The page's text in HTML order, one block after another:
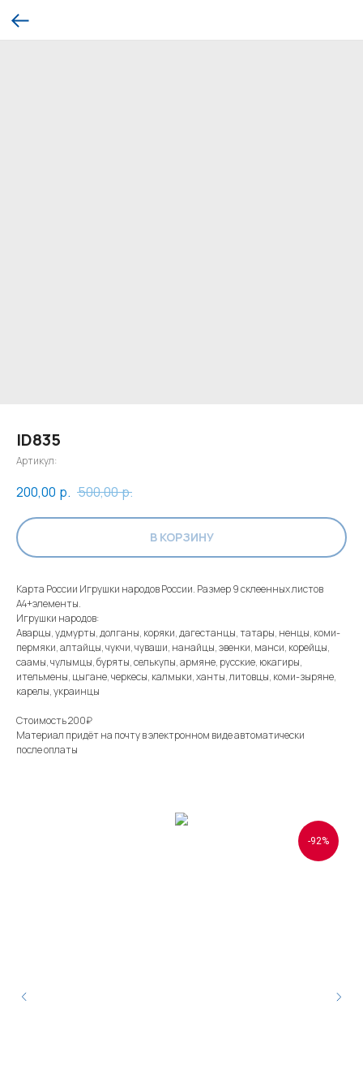
ID835
Артикул:
200,00 р. 500,00р.
В КОРЗИНУ
Карта России Игрушки народов России. Размер 9 склеенных листов
А4+элементы.
Игрушки народов:
Аварцы, удмурты, долганы, коряки, дагестанцы, татары, ненцы, коми-
пермяки, алтайцы, чукчи, чуваши, нанайцы, эвенки, манси, корейцы,
саамы, чулымцы, буряты, селькупы, армяне, русские, юкагиры,
ительмены, цыгане, черкесы, калмыки, ханты, литовцы, коми-зыряне,
карелы, украинцы
Стоимость 200₽
Материал придёт на почту в электронном виде автоматически
после оплаты
-92%